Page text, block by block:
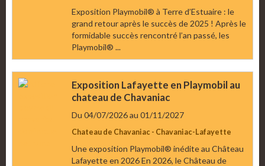
Exposition Playmobil® à Terre d’Estuaire : le
grand retour après le succès de 2025 ! Après le
formidable succès rencontré l’an passé, les
Playmobil® ...
Exposition Lafayette en Playmobil au
chateau de Chavaniac
Du 04/07/2026au 01/11/2027
Chateau de Chavaniac - Chavaniac-Lafayette
Une exposition Playmobil® inédite au Château
Lafayette en 2026 En 2026, le Château de